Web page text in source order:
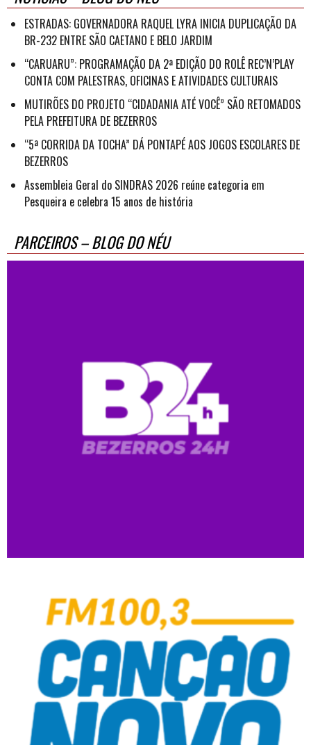
ESTRADAS: GOVERNADORA RAQUEL LYRA INICIA DUPLICAÇÃO DA
BR-232 ENTRE SÃO CAETANO E BELO JARDIM
“CARUARU”: PROGRAMAÇÃO DA 2ª EDIÇÃO DO ROLÊ REC’N’PLAY
CONTA COM PALESTRAS, OFICINAS E ATIVIDADES CULTURAIS
MUTIRÕES DO PROJETO “CIDADANIA ATÉ VOCÊ” SÃO RETOMADOS
PELA PREFEITURA DE BEZERROS
“5ª CORRIDA DA TOCHA” DÁ PONTAPÉ AOS JOGOS ESCOLARES DE
BEZERROS
Assembleia Geral do SINDRAS 2026 reúne categoria em
Pesqueira e celebra 15 anos de história
PARCEIROS – BLOG DO NÉU